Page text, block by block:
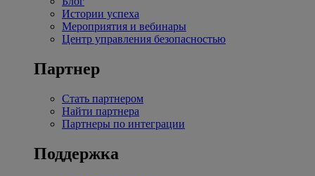
Истории успеха
Мероприятия и вебинары
Центр управления безопасностью
Партнер
Стать партнером
Найти партнера
Партнеры по интеграции
Поддержка